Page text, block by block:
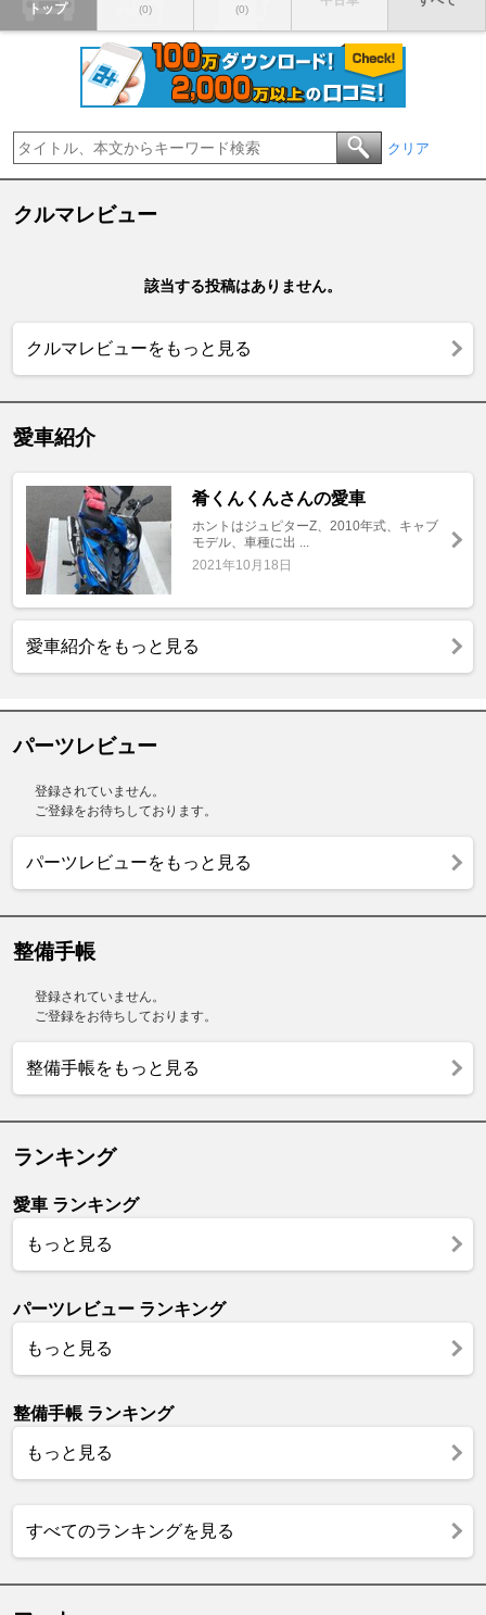
トップ
(0) (0)
クリア
クルマレビュー
該当する投稿はありません。
クルマレビューをもっと見る
愛車紹介
肴くんくんさんの愛車
ホントはジュピターZ、2010年式、キャブ
モデル、車種に出 ...
2021年10月18日
愛車紹介をもっと見る
パーツレビュー
登録されていません。
ご登録をお待ちしております。
パーツレビューをもっと見る
整備手帳
登録されていません。
ご登録をお待ちしております。
整備手帳をもっと見る
ランキング
愛車 ランキング
もっと見る
パーツレビュー ランキング
もっと見る
整備手帳 ランキング
もっと見る
すべてのランキングを見る